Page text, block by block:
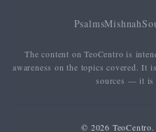
PsalmsMishnah
The content on TeoCentro is
awareness on the topics covered. It
sources — it is
© 2026